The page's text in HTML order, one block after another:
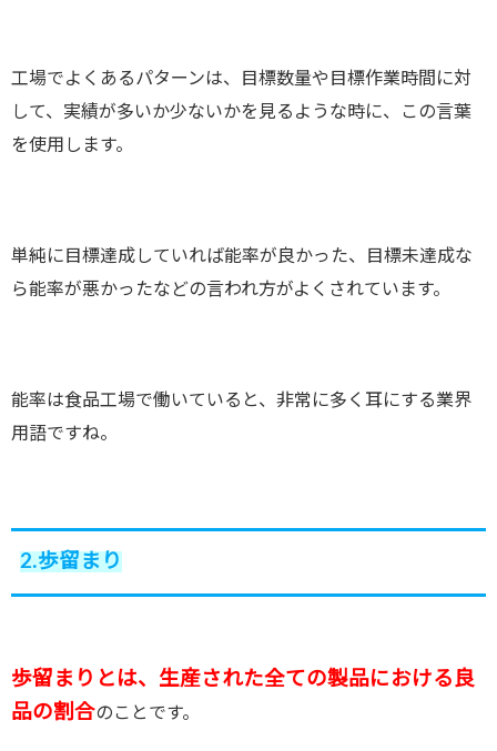
工場でよくあるパターンは、目標数量や目標作業時間に対
して、実績が多いか少ないかを見るような時に、この言葉
を使用します。
単純に目標達成していれば能率が良かった、目標未達成な
ら能率が悪かったなどの言われ方がよくされています。
能率は食品工場で働いていると、非常に多く耳にする業界
用語ですね。
2.歩留まり
歩留まりとは、生産された全ての製品における良
品の割合のことです。